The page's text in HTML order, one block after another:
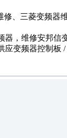
、三菱变频器
器，维修安邦信
变频器控制板